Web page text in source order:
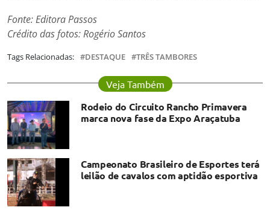
Fonte: Editora Passos
Crédito das fotos: Rogério Santos
Tags Relacionadas: DESTAQUE TRÊS TAMBORES
Veja Também
Rodeio do Circuito Rancho Primavera
marca nova fase da Expo Araçatuba
Campeonato Brasileiro de Esportes terá
leilão de cavalos com aptidão esportiva